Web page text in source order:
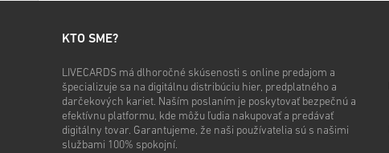
KTO SME?
LIVECARDS má dlhoročné skúsenosti s online predajom a
špecializuje sa na digitálnu distribúciu hier, predplatného a
darčekových kariet. Naším poslaním je poskytovať bezpečnú a
efektívnu platformu, kde môžu ľudia nakupovať a predávať
digitálny tovar. Garantujeme, že naši používatelia sú s našimi
službami 100% spokojní.